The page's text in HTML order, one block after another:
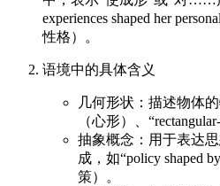
experiences shaped her
性格）。
语境中的具体含义
几何形状：描述物体的
（心形）、
抽象概念：用于表达
成，如“policy shaped
策）。